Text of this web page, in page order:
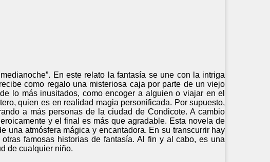
En este relato la fantasía se une con la intriga
como regalo una misteriosa caja por parte de un viejo
lo más inusitados, como encoger a alguien o viajar en el
quien es en realidad magia personificada. Por supuesto,
a más personas de la ciudad de Condicote. A cambio
y el final es más que agradable. Esta novela de
una atmósfera mágica y encantadora. En su transcurrir hay
famosas historias de fantasía. Al fin y al cabo, es una
de cualquier niño.